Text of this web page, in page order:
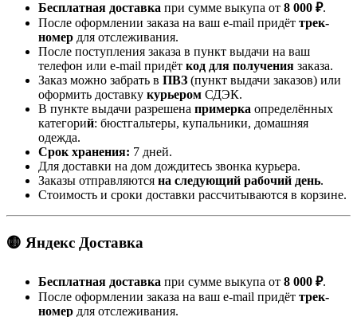
Бесплатная доставка при сумме выкупа от 8 000 ₽.
После оформлении заказа на ваш e-mail придёт трек-
номер для отслеживания.
После поступления заказа в пункт выдачи на ваш
телефон или e-mail придёт код для получения заказа.
Заказ можно забрать в ПВЗ (пункт выдачи заказов) или
оформить доставку курьером СДЭК.
В пункте выдачи разрешена примерка определённых
категорий: бюстгальтеры, купальники, домашняя
одежда.
Срок хранения: 7 дней.
Для доставки на дом дождитесь звонка курьера.
Заказы отправляются на следующий рабочий день.
Стоимость и сроки доставки рассчитываются в корзине.
🟡 Яндекс Доставка
Бесплатная доставка при сумме выкупа от 8 000 ₽.
После оформлении заказа на ваш e-mail придёт трек-
номер для отслеживания.